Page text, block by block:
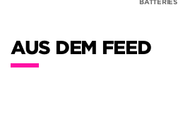
BATTERIES
AUS DEM FEED